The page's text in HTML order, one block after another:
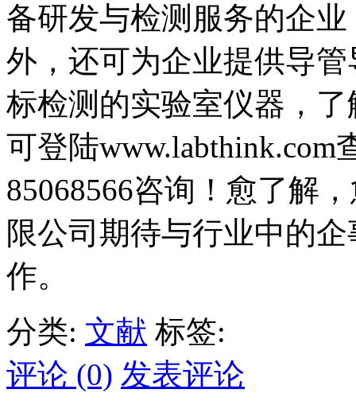
备研发与检测服务的企
外，还可为企业提供导
标检测的实验室仪器，
可登陆www.labthink.com
85068566咨询！愈了解
限公司期待与行业中的
作。
分类: 文献 标签:
评论 (0) 发表评论